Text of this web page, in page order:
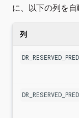
に、以下の列を自
列